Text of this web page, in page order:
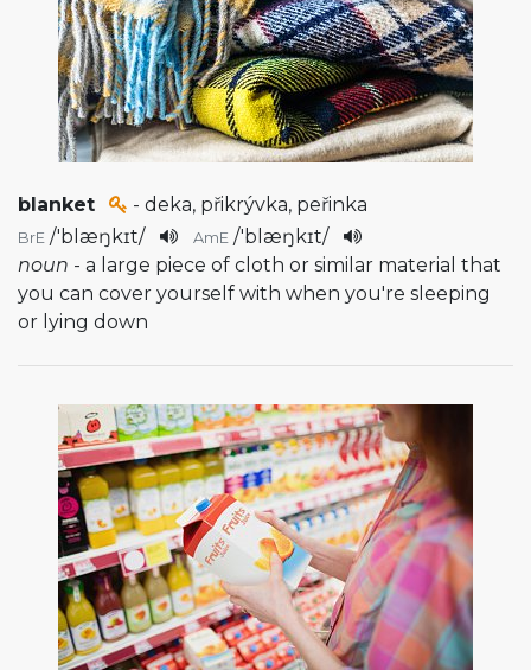
blanket - deka, přikrývka, peřinka
BrE /'blæŋkɪt/ AmE /'blæŋkɪt/
noun - a large piece of cloth or similar material that
you can cover yourself with when you're sleeping
or lying down